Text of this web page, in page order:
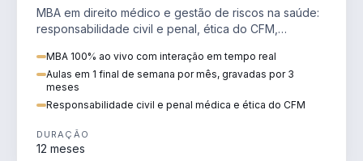
MBA em direito médico e gestão de riscos na saúde:
responsabilidade civil e penal, ética do CFM,
MBA 100% ao vivo com interação em tempo real
Aulas em 1 final de semana por mês, gravadas por 3
meses
Responsabilidade civil e penal médica e ética do CFM
DURAÇÃO
12 meses